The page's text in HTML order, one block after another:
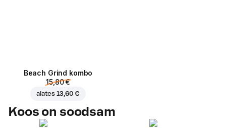
Beach Grind kombo
15,80 €
alates 13,60 €
Koos on soodsam